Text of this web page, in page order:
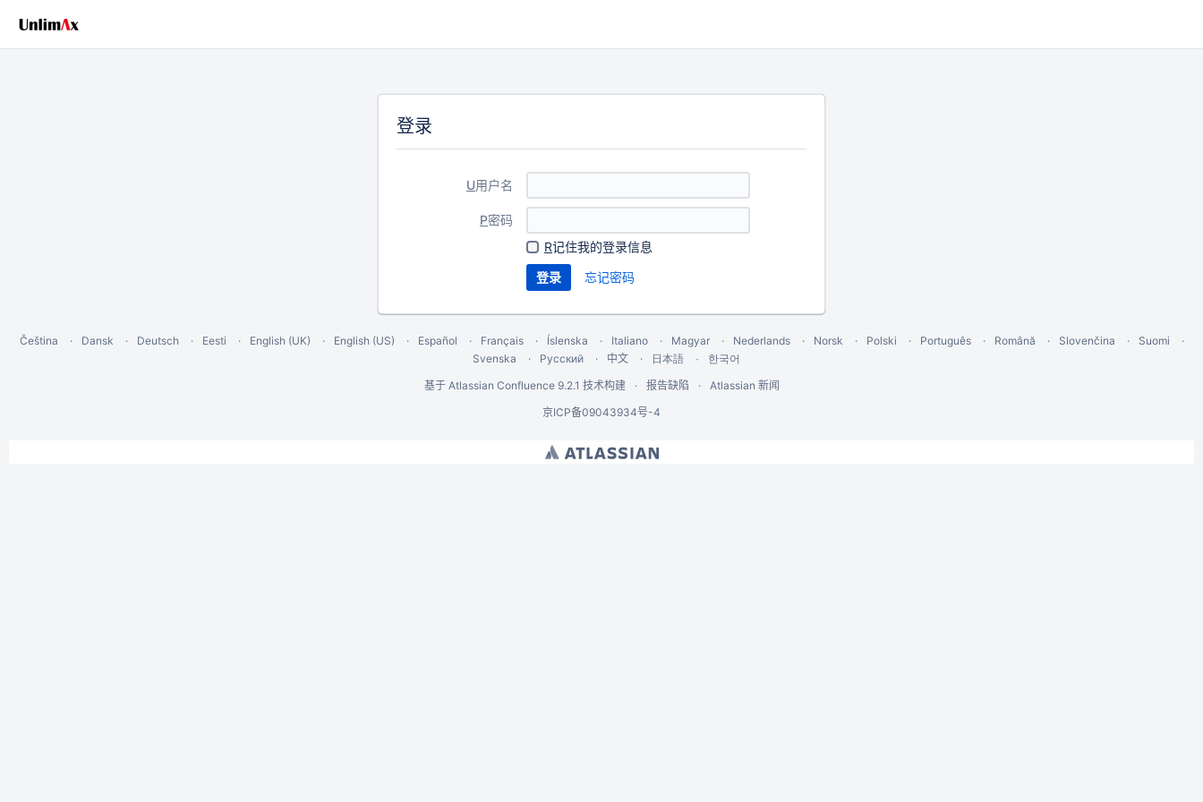
登录
U用户名
P密码
R记住我的登录信息
忘记密码
Čeština Dansk Deutsch Eesti English (UK) English (US) Español Français Íslenska Italiano Magyar Nederlands Norsk Polski Português Română Slovenčina
Suomi
Svenska
Русский 中文 日本語
한국어
基于 Atlassian Confluence 9.2.1 技术构建 报告缺陷
Atlassian 新闻
京ICP备09043934号-4